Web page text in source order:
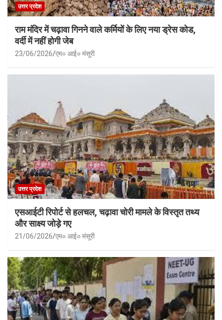
उत्तर प्रदेश
राम मंदिर में चढ़ावा गिनने वाले कर्मियों के लिए नया ड्रेस कोड,
वर्दी में नहीं होगी जेब
23/06/2026 एम० आई० मंसूरी
उत्तर प्रदेश
एसआईटी रिपोर्ट से हलचल, चढ़ावा चोरी मामले के विस्तृत तथ्य
और साक्ष्य जोड़े गए
21/06/2026 एम० आई० मंसूरी